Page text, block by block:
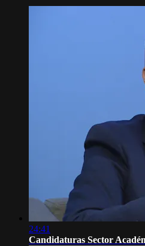
24:41
Candidaturas Sector